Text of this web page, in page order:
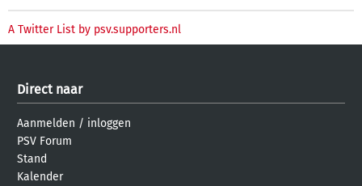
A Twitter List by psv.supporters.nl
Direct naar
Aanmelden / inloggen
PSV Forum
Stand
Kalender